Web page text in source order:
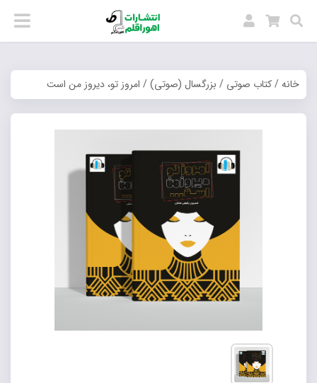
خانه/کتاب صوتی / بزرگسال (صوتی)/ امروز تو، دیروز من است